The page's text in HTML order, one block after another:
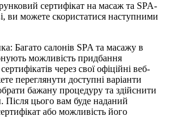
сертифікат на масаж та SPA-
ви можете скористатися наступними
Багато салонів SPA та масажу в
можливість придбання
через свої офіційні веб-
переглянути доступні варіанти
бажану процедуру та здійснити
Після цього вам буде наданий
або можливість його